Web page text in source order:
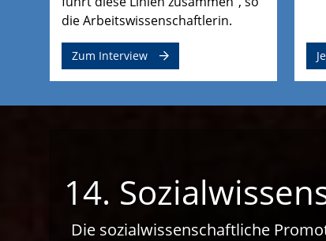
die Arbeitswissenschaftlerin.
Zum Interview
14.
Die sozialwissenschaftliche